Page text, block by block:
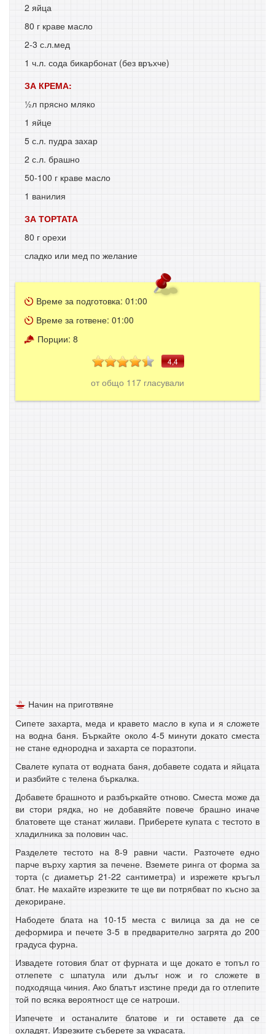
2 яйца
80 г краве масло
2-3 с.л.мед
1 ч.л. сода бикарбонат (без връхче)
ЗА КРЕМА:
½л прясно мляко
1 яйце
5 с.л. пудра захар
2 с.л. брашно
50-100 г краве масло
1 ванилия
ЗА ТОРТАТА
80 г орехи
сладко или мед по желание
Време за подготовка: 01:00
Време за готвене: 01:00
Порции: 8
4,4
от общо 117 гласували
Начин на приготвяне
Сипете захарта, меда и кравето масло в купа и я сложете
на водна баня. Бъркайте около 4-5 минути докато сместа
не стане еднородна и захарта се поразтопи.
Свалете купата от водната баня, добавете содата и яйцата
и разбийте с телена бъркалка.
Добавете брашното и разбъркайте отново. Сместа може да
ви стори рядка, но не добавяйте повече брашно иначе
блатовете ще станат жилави. Приберете купата с тестото в
хладилника за половин час.
Разделете тестото на 8-9 равни части. Разточете едно
парче върху хартия за печене. Вземете ринга от форма за
торта (с диаметър 21-22 сантиметра) и изрежете кръгъл
блат. Не махайте изрезките те ще ви потрябват по късно за
декориране.
Набодете блата на 10-15 места с вилица за да не се
деформира и печете 3-5 в предварително загрята до 200
градуса фурна.
Извадете готовия блат от фурната и ще докато е топъл го
отлепете с шпатула или дълъг нож и го сложете в
подходяща чиния. Ако блатът изстине преди да го отлепите
той по всяка вероятност ще се натроши.
Изпечете и останалите блатове и ги оставете да се
охладят. Изрезките съберете за украсата.